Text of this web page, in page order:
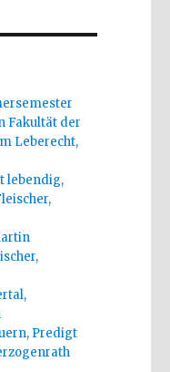
Fakultät der
Leberecht,
lebendig,
Predigt